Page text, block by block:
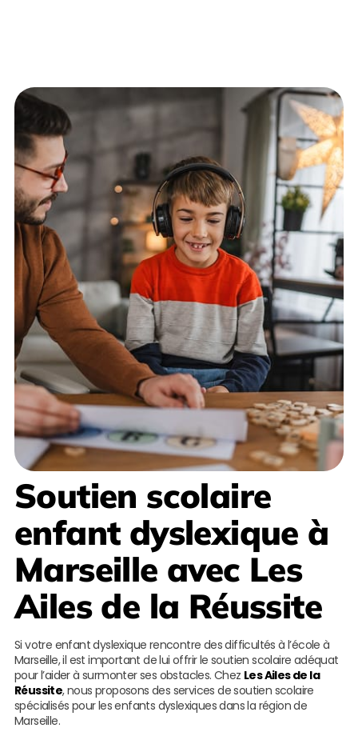
Soutien scolaire
enfant dyslexique à
Marseille avec Les
Ailes de la Réussite
Si votre enfant dyslexique rencontre des difficultés à l’école à
Marseille, il est important de lui offrir le soutien scolaire adéquat
pour l’aider à surmonter ses obstacles. Chez Les Ailes de la
Réussite, nous proposons des services de soutien scolaire
spécialisés pour les enfants dyslexiques dans la région de
Marseille.